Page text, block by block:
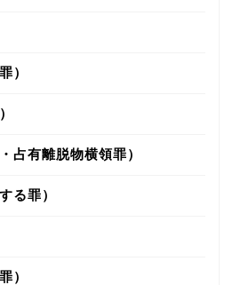
）
占有離脱物横領罪）
る罪）
）